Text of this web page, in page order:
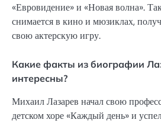
«Евровидение» и «Новая волна».
снимается в кино и мюзиклах,
свою актерскую игру.
Какие факты из биографии
интересны?
Михаил Лазарев начал свою
детском хоре «Каждый день» и